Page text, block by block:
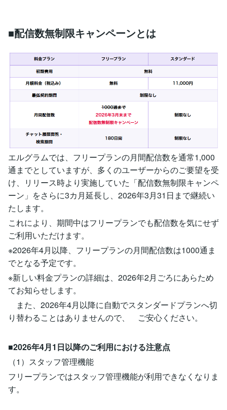
■配信数無制限キャンペーンとは
エルグラムでは、フリープランの月間配信数を通常1,000
通までとしていますが、多くのユーザーからのご要望を受
け、リリース時より実施していた「配信数無制限キャンペ
ーン」をさらに3カ月延長し、2026年3月31日まで継続い
たします。
これにより、期間中はフリープランでも配信数を気にせず
ご利用いただけます。
※2026年4月以降、フリープランの月間配信数は1000通ま
でとなる予定です。
※新しい料金プランの詳細は、2026年2月ごろにあらため
てお知らせします。
また、2026年4月以降に自動でスタンダードプランへ切
り替わることはありませんので、 ご安心ください。
■2026年4月1日以降のご利用における注意点
（1）スタッフ管理機能
フリープランではスタッフ管理機能が利用できなくなりま
す。